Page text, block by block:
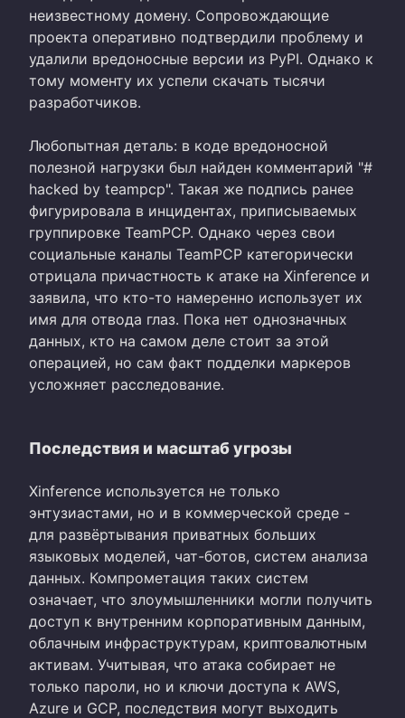
неизвестному домену. Сопровождающие
проекта оперативно подтвердили проблему и
удалили вредоносные версии из PyPI. Однако к
тому моменту их успели скачать тысячи
разработчиков.
Любопытная деталь: в коде вредоносной
полезной нагрузки был найден комментарий "#
hacked by teampcp". Такая же подпись ранее
фигурировала в инцидентах, приписываемых
группировке TeamPCP. Однако через свои
социальные каналы TeamPCP категорически
отрицала причастность к атаке на Xinference и
заявила, что кто-то намеренно использует их
имя для отвода глаз. Пока нет однозначных
данных, кто на самом деле стоит за этой
операцией, но сам факт подделки маркеров
усложняет расследование.
Последствия и масштаб угрозы
Xinference используется не только
энтузиастами, но и в коммерческой среде -
для развёртывания приватных больших
языковых моделей, чат-ботов, систем анализа
данных. Компрометация таких систем
означает, что злоумышленники могли получить
доступ к внутренним корпоративным данным,
облачным инфраструктурам, криптовалютным
активам. Учитывая, что атака собирает не
только пароли, но и ключи доступа к AWS,
Azure и GCP, последствия могут выходить